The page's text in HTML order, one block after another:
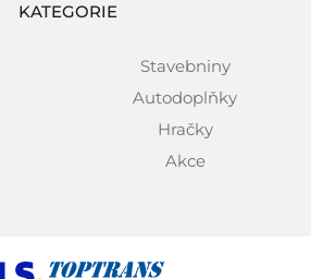
KATEGORIE
Stavebniny
Autodoplňky
Hračky
Akce